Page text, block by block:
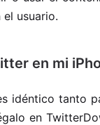
usuario.
en mi
idéntico tanto
en